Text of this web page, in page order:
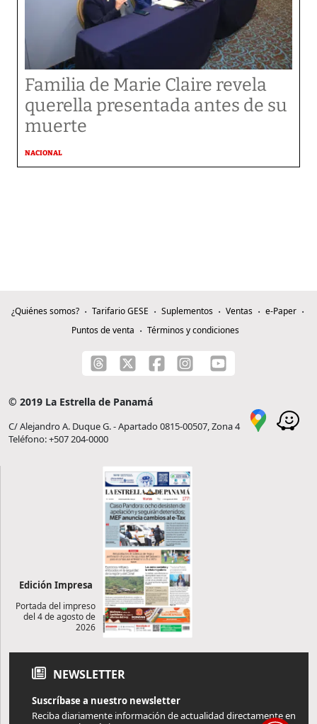
Familia de Marie Claire revela
querella presentada antes de su
muerte
NACIONAL
¿Quiénes somos? Tarifario GESE Suplementos Ventas
e-Paper
Puntos de venta
Términos y condiciones
© 2019 La Estrella de Panamá
C/ Alejandro A. Duque G. - Apartado 0815-00507, Zona 4
Teléfono: +507 204-0000
Edición Impresa
Portada del impreso
del 4 de agosto de
2026
NEWSLETTER
Suscríbase a nuestro newsletter
Reciba diariamente información de actualidad directamente en